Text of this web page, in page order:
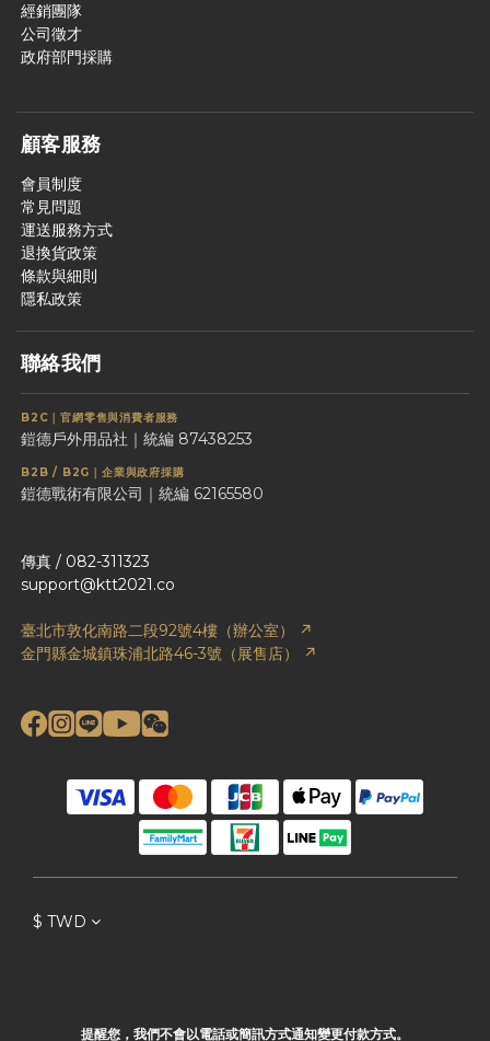
經銷團隊
公司徵才
政府部門採購
顧客服務
會員制度
常見問題
運送服務方式
退換貨政策
條款與細則
隱私政策
聯絡我們
B2C｜官網零售與消費者服務
鎧德戶外用品社｜統編 87438253
B2B / B2G｜企業與政府採購
鎧德戰術有限公司｜統編 62165580
傳真 / 082-311323
support@ktt2021.co
臺北市敦化南路二段92號4樓（辦公室） ↗
金門縣金城鎮珠浦北路46-3號（展售店） ↗
$ TWD
提醒您，我們不會以電話或簡訊方式通知變更付款方式。